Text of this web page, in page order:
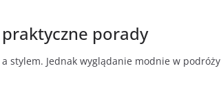
porady
stylem. Jednak wyglądanie modnie w podróży